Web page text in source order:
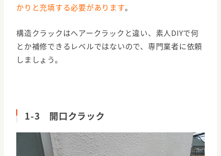
かりと充填する必要があります。
構造クラックはヘアークラックと違い、素人DIYで何
とか補修できるレベルではないので、専門業者に依頼
しましょう。
1-3 開口クラック